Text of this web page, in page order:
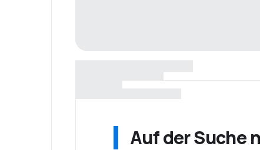
Auf der Suche